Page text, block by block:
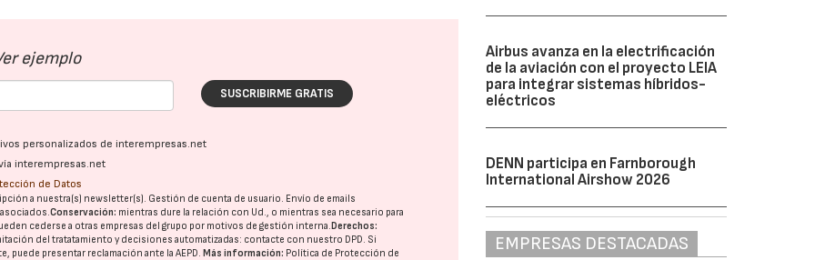
ejemplo
SUSCRIBIRME GRATIS
personalizados de interempresas.net
interempresas.net
de Datos
a nuestra(s) newsletter(s). Gestión de cuenta de usuario. Envío de emails
Conservación: mientras dure la relación con Ud., o mientras sea necesario para
cederse a otras empresas del grupo por motivos de gestión interna.Derechos:
del tratatamiento y decisiones automatizadas: contacte con nuestro DPD. Si
puede presentar reclamación ante laAEPD.Más información: Política de Protección de
Airbus avanza en la electrificación
de la aviación con el proyecto LEIA
para integrar sistemas híbridos-
eléctricos
DENN participa en Farnborough
International Airshow 2026
EMPRESAS DESTACADAS